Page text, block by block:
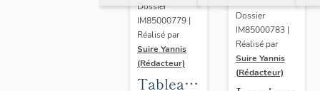
Dossier
IM85000779 |
Réalisé par
Suire Yannis
(Rédacteur)
Tableau :
Dossier
IM85000783 |
Réalisé par
Suire Yannis
(Rédacteur)